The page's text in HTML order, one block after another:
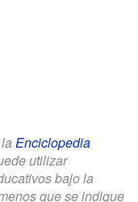
Enciclopedia
utilizar
bajo la
que se indique